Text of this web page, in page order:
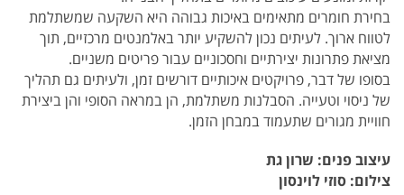
בחירת חומרים מתאימים באיכות גבוהה היא השקעה שמשתלמת
לטווח ארוך. לעיתים נכון להשקיע יותר באלמנטים מרכזיים, תוך
מציאת פתרונות יצירתיים וחסכוניים עבור פריטים משניים.
בסופו של דבר, פרויקטים איכותיים דורשים זמן, ולעיתים גם תהליך
של ניסוי וטעייה. הסבלנות משתלמת, הן במראה הסופי והן ביצירת
חוויית מגורים שתעמוד במבחן הזמן.
עיצוב פנים: שרון גת
צילום: סוזי לוינסון